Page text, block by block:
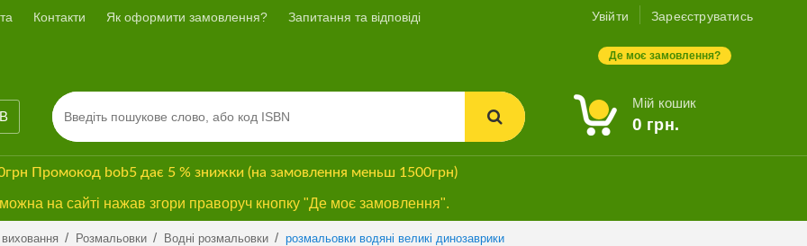
Контакти Як оформити замовлення? Запитання та відповіді Увійти Зареєструватись
Де моє замовлення?
Мій кошик
0 грн.
Промокод bob5 дає 5 % знижки (на замовлення меньш 1500грн)
на сайті нажав згори праворуч кнопку "Де моє замовлення".
/ Розмальовки / Водні розмальовки / розмальовки водяні великі динозаврики
Previous